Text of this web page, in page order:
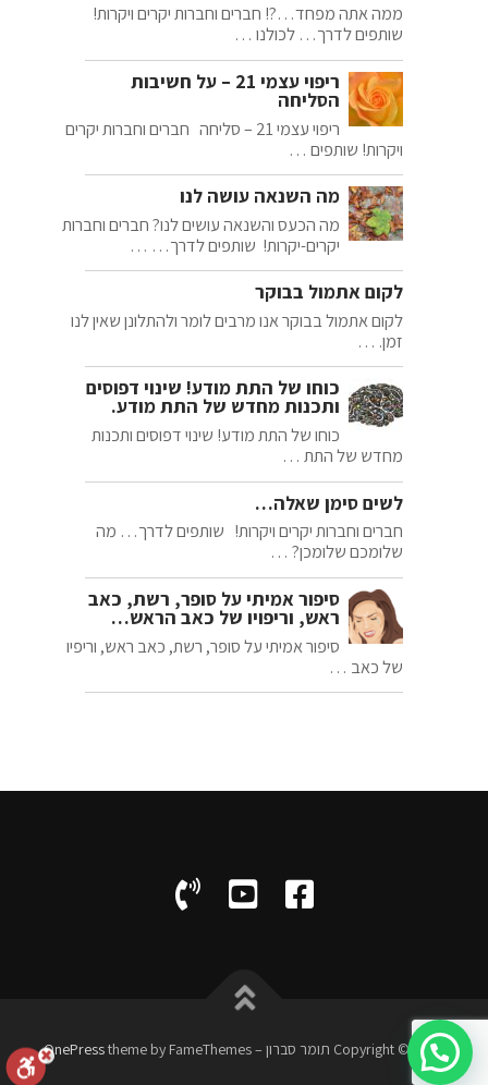
ממה אתה מפחד…?! חברים וחברות יקרים ויקרות!
שותפים לדרך… לכולנו …
ריפוי עצמי 21 – על חשיבות
הסליחה
ריפוי עצמי 21 – סליחה חברים וחברות יקרים
ויקרות! שותפים …
מה השנאה עושה לנו
מה הכעס והשנאה עושים לנו? חברים וחברות
יקרים-יקרות! שותפים לדרך… …
לקום אתמול בבוקר
לקום אתמול בבוקר אנו מרבים לומר ולהתלונן שאין לנו
זמן. …
כוחו של התת מודע! שינוי דפוסים
ותכנות מחדש של התת מודע.
כוחו של התת מודע! שינוי דפוסים ותכנות
מחדש של התת …
לשים סימן שאלה…
חברים וחברות יקרים ויקרות! שותפים לדרך… מה
שלומכם שלומכן? …
סיפור אמיתי על סופר, רשת, כאב
ראש, וריפויו של כאב הראש…
סיפור אמיתי על סופר, רשת, כאב ראש, וריפיו
של כאב …
Copyright © 2026 תומר סברון –
OnePresstheme by FameThemes